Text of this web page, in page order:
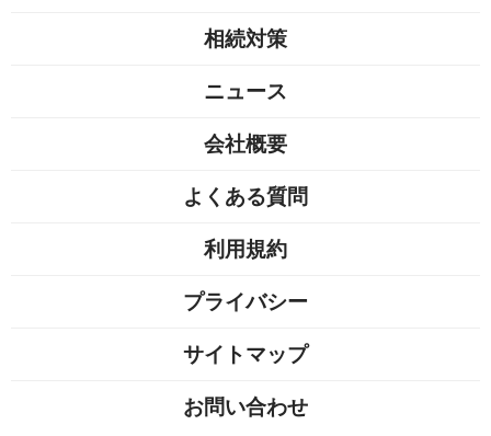
相続対策
ニュース
会社概要
よくある質問
利用規約
プライバシー
サイトマップ
お問い合わせ